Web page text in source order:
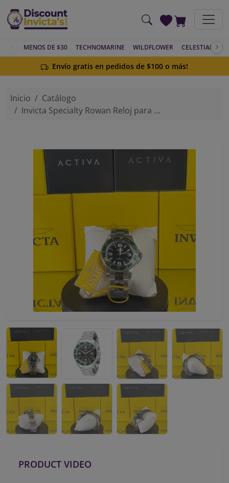
MENOS DE $30 TECHNOMARINE WILDFLOWER CELESTIAL
Envío gratis en pedidos de $100 o más!
Inicio
Catálogo
Invicta Specialty Rowan Reloj para Hombre - 40 mm, Acero
PRODUCT VIDEO